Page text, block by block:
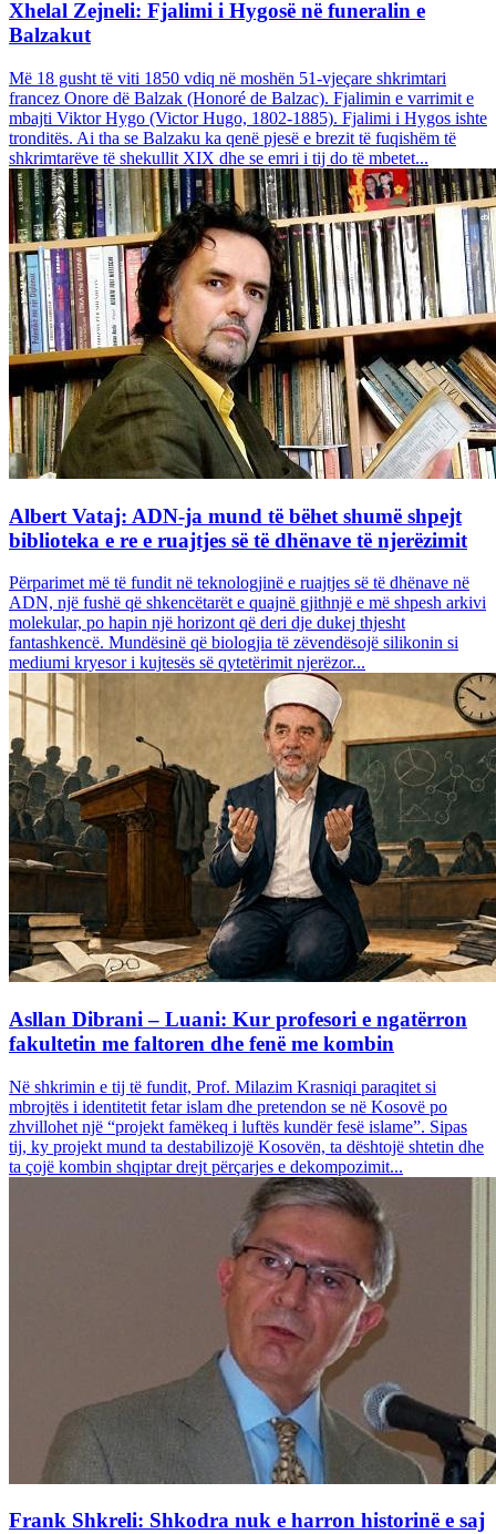
Xhelal Zejneli: Fjalimi i Hygosë në funeralin e
Balzakut
Më 18 gusht të viti 1850 vdiq në moshën 51-vjeçare shkrimtari
francez Onore dë Balzak (Honoré de Balzac). Fjalimin e varrimit e
mbajti Viktor Hygo (Victor Hugo, 1802-1885). Fjalimi i Hygos ishte
tronditës. Ai tha se Balzaku ka qenë pjesë e brezit të fuqishëm të
shkrimtarëve të shekullit XIX dhe se emri i tij do të mbetet...
Albert Vataj: ADN-ja mund të bëhet shumë shpejt
biblioteka e re e ruajtjes së të dhënave të njerëzimit
Përparimet më të fundit në teknologjinë e ruajtjes së të dhënave në
ADN, një fushë që shkencëtarët e quajnë gjithnjë e më shpesh arkivi
molekular, po hapin një horizont që deri dje dukej thjesht
fantashkencë. Mundësinë që biologjia të zëvendësojë silikonin si
mediumi kryesor i kujtesës së qytetërimit njerëzor...
Asllan Dibrani – Luani: Kur profesori e ngatërron
fakultetin me faltoren dhe fenë me kombin
Në shkrimin e tij të fundit, Prof. Milazim Krasniqi paraqitet si
mbrojtës i identitetit fetar islam dhe pretendon se në Kosovë po
zhvillohet një “projekt famëkeq i luftës kundër fesë islame”. Sipas
tij, ky projekt mund ta destabilizojë Kosovën, ta dështojë shtetin dhe
ta çojë kombin shqiptar drejt përçarjes e dekompozimit...
Frank Shkreli: Shkodra nuk e harron historinë e saj